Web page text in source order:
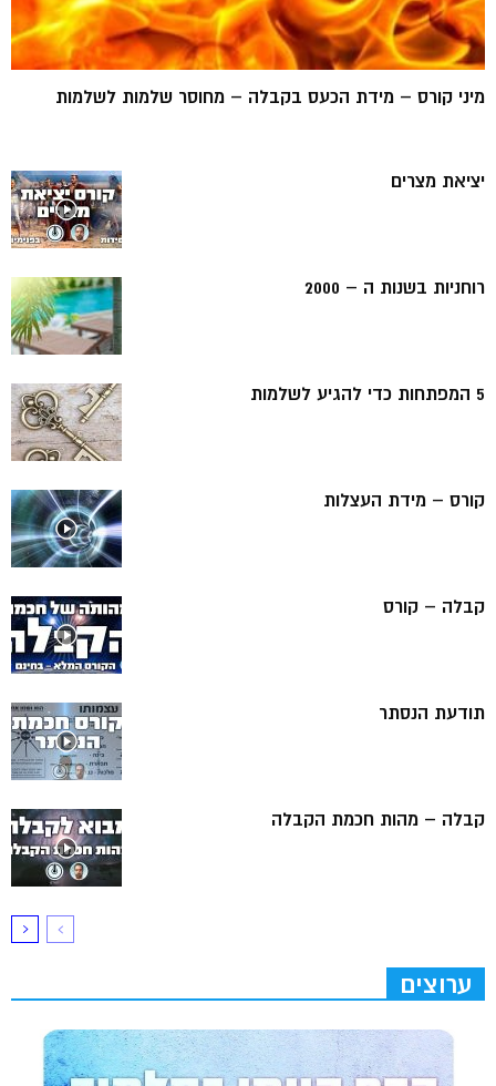
מיני קורס – מידת הכעס בקבלה – מחוסר שלמות לשלמות
יציאת מצרים
רוחניות בשנות ה – 2000
5 המפתחות כדי להגיע לשלמות
קורס – מידת העצלות
קבלה – קורס
תודעת הנסתר
קבלה – מהות חכמת הקבלה
ערוצים